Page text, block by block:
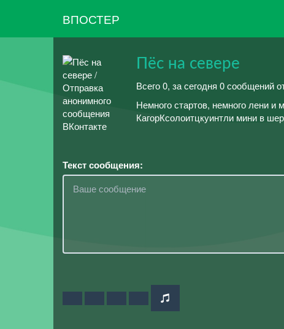
ВПОСТЕР
Пёс на севере
Всего 0, за сегодня 0 сообщений
Немного стартов, немного лени и
КагорКсолоитцкуинтли мини в
Текст сообщения: